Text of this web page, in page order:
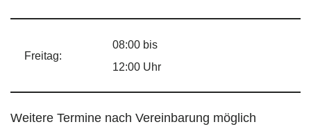
Freitag:
08:00 bis
12:00 Uhr
Weitere Termine nach Vereinbarung möglich